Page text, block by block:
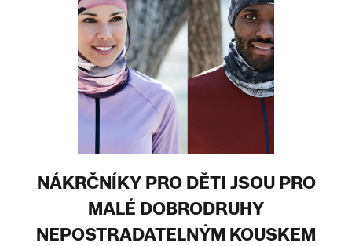
NÁKRČNÍKY PRO DĚTI JSOU PRO
MALÉ DOBRODRUHY
NEPOSTRADATELNÝM KOUSKEM